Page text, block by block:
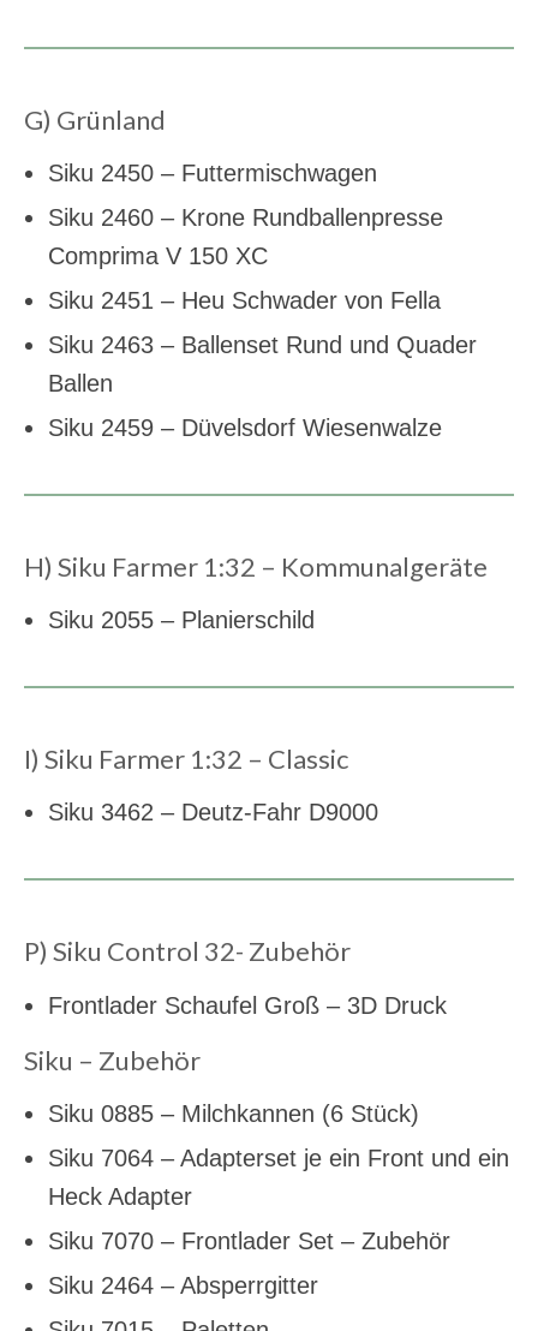
G) Grünland
Siku 2450 – Futtermischwagen
Siku 2460 – Krone Rundballenpresse
Comprima V 150 XC
Siku 2451 – Heu Schwader von Fella
Siku 2463 – Ballenset Rund und Quader
Ballen
Siku 2459 – Düvelsdorf Wiesenwalze
H) Siku Farmer 1:32 – Kommunalgeräte
Siku 2055 – Planierschild
I) Siku Farmer 1:32 – Classic
Siku 3462 – Deutz-Fahr D9000
P) Siku Control 32- Zubehör
Frontlader Schaufel Groß – 3D Druck
Siku – Zubehör
Siku 0885 – Milchkannen (6 Stück)
Siku 7064 – Adapterset je ein Front und ein
Heck Adapter
Siku 7070 – Frontlader Set – Zubehör
Siku 2464 – Absperrgitter